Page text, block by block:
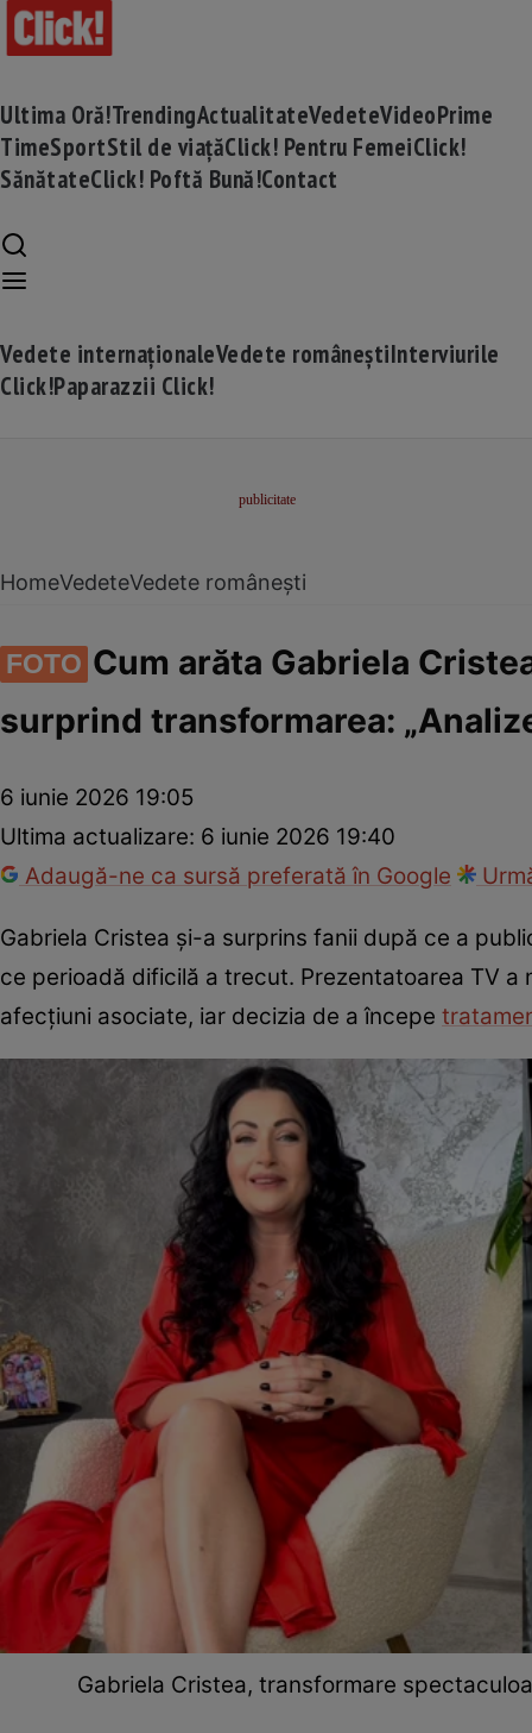
Ultima Oră!TrendingActualitateVedeteVideoPrime
TimeSportStil de viațăClick! Pentru FemeiClick!
SănătateClick! Poftă Bună!Contact
Vedete internaționaleVedete româneștiInterviurile
Click!Paparazzii Click!
HomeVedeteVedete românești
FOTO Cum arăta Gabriela
surprind transformarea:
6 iunie 2026 19:05
Ultima actualizare: 6 iunie 2026 19:40
Adaugă-ne ca sursă preferată în Google
Gabriela Cristea și-a surprins fanii după ce a
ce perioadă dificilă a trecut. Prezentatoarea TV
afecțiuni asociate, iar decizia de a începe
Gabriela Cristea, transformare